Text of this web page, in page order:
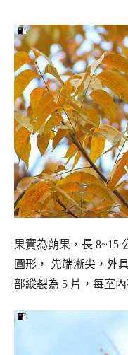
果實為蒴果，長 8~15
圓形， 先端漸尖，外
部縱裂為 5 片，每室內